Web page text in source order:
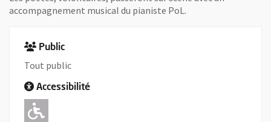
accompagnement musical du pianiste PoL.
Public
Tout public
Accessibilité
Adapté pour l'handicap Moteur